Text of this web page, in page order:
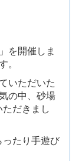
を開催しま
いただいた
の中、砂場
だきまし
たり手遊び